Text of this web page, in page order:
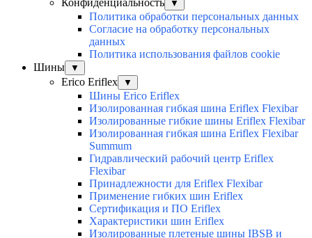
Конфиденциальность
▼
Политика обработки персональных данных
Согласие на обработку персональных
данных
Политика использования файлов cookie
Шины
▼
Erico Eriflex ▼
Шины Erico Eriflex
Изолированная гибкая шина Eriflex Flexibar
Изолированные гибкие шины Eriflex Flexibar
Изолированная гибкая шина Eriflex Flexibar
Summum
Гидравлический рабочий центр Eriflex
Flexibar
Принадлежности для Eriflex Flexibar
Применение гибких шин Eriflex
Сертификация и ПО Eriflex
Характеристики шин Eriflex
Изолированные плетеные шины IBSB и